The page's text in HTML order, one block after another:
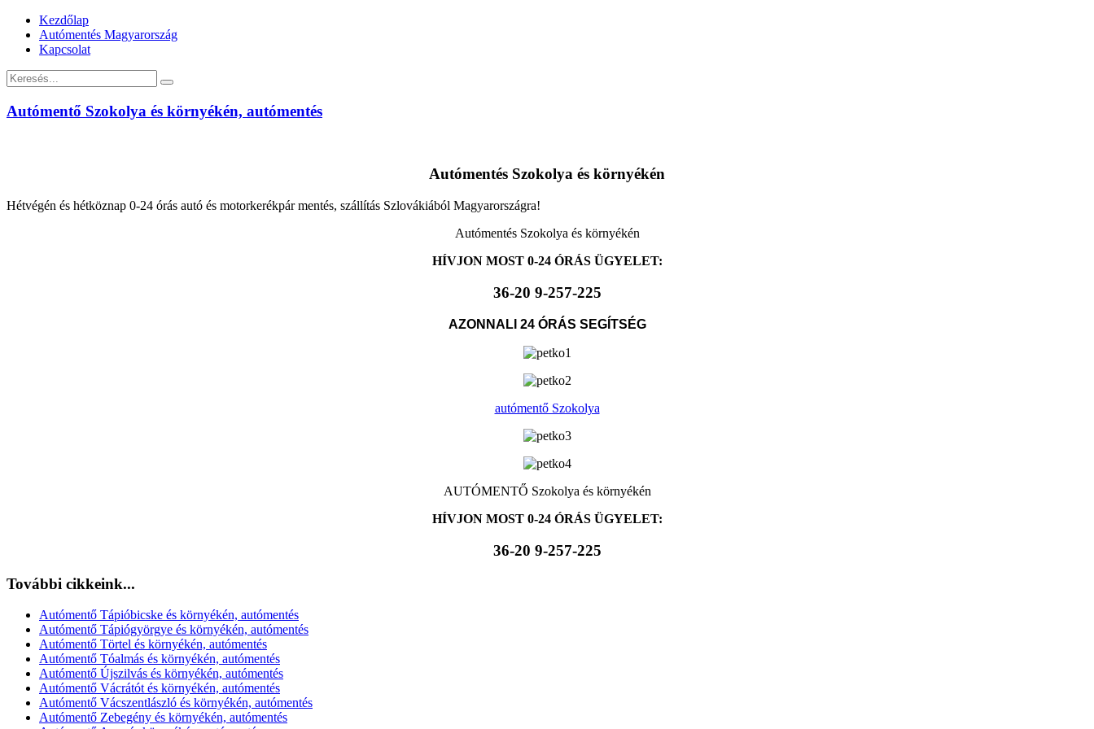
Kezdőlap
Autómentés Magyarország
Kapcsolat
Autómentő Szokolya és környékén, autómentés
Autómentés Szokolya és környékén
Hétvégén és hétköznap 0-24 órás autó és motorkerékpár mentés, szállítás Szlovákiából Magyarországra!
Autómentés Szokolya és környékén
HÍVJON MOST 0-24 ÓRÁS ÜGYELET:
36-20 9-257-225
AZONNALI 24 ÓRÁS SEGÍTSÉG
autómentő Szokolya
AUTÓMENTŐ Szokolya és környékén
HÍVJON MOST 0-24 ÓRÁS ÜGYELET:
36-20 9-257-225
További cikkeink...
Autómentő Tápióbicske és környékén, autómentés
Autómentő Tápiógyörgye és környékén, autómentés
Autómentő Törtel és környékén, autómentés
Autómentő Tóalmás és környékén, autómentés
Autómentő Újszilvás és környékén, autómentés
Autómentő Vácrátót és környékén, autómentés
Autómentő Vácszentlászló és környékén, autómentés
Autómentő Zebegény és környékén, autómentés